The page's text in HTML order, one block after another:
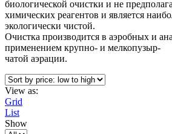
биологической очистки и не
химических реагентов и является
экологически чистой.
Очистка производится в аэробных и
применением крупно- и мелкопузыр-
чатой аэрации.
View as:
Grid
List
Show